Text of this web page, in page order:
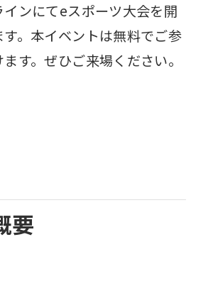
ンにてeスポーツ大会を開
。本イベントは無料でご参
す。ぜひご来場ください。
要